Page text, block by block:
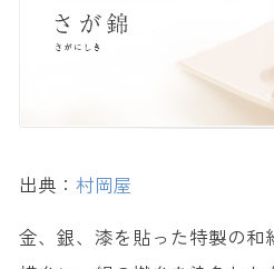
出典： 村岡屋
金、銀、漆を貼った特製の和